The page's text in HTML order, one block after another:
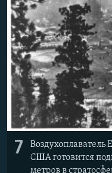
7
США готовится
метров в